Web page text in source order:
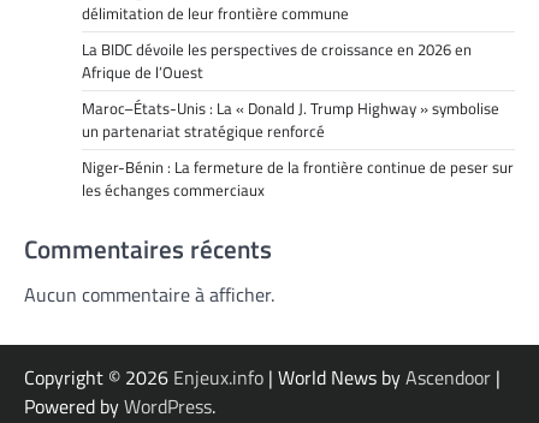
délimitation de leur frontière commune
La BIDC dévoile les perspectives de croissance en 2026 en
Afrique de l’Ouest
Maroc–États-Unis : La « Donald J. Trump Highway » symbolise
un partenariat stratégique renforcé
Niger-Bénin : La fermeture de la frontière continue de peser sur
les échanges commerciaux
Commentaires récents
Aucun commentaire à afficher.
Copyright © 2026 Enjeux.info | World News byAscendoor |
Powered byWordPress.